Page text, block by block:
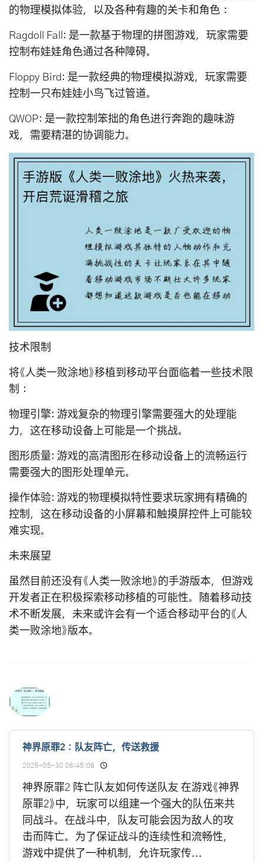
的物理模拟体验，以及各种有趣的关卡和角色：
Ragdoll Fall: 是一款基于物理的拼图游戏，玩家需要
控制布娃娃角色通过各种障碍。
Floppy Bird: 是一款经典的物理模拟游戏，玩家需要
控制一只布娃娃小鸟飞过管道。
QWOP: 是一款控制笨拙的角色进行奔跑的趣味游
戏，需要精湛的协调能力。
技术限制
将《人类一败涂地》移植到移动平台面临着一些技术限
制：
物理引擎: 游戏复杂的物理引擎需要强大的处理能
力，这在移动设备上可能是一个挑战。
图形质量: 游戏的高清图形在移动设备上的流畅运行
需要强大的图形处理单元。
操作体验: 游戏的物理模拟特性要求玩家拥有精确的
控制，这在移动设备的小屏幕和触摸屏控件上可能较
难实现。
未来展望
虽然目前还没有《人类一败涂地》的手游版本，但游戏
开发者正在积极探索移动移植的可能性。随着移动技
术不断发展，未来或许会有一个适合移动平台的《人
类一败涂地》版本。
神界原罪2：队友阵亡，传送救援
2025-05-30 06:45:08
神界原罪2 阵亡队友如何传送队友 在游戏《神界
原罪2》中，玩家可以组建一个强大的队伍来共
同战斗。在战斗中，队友可能会因为敌人的攻
击而阵亡。为了保证战斗的连续性和流畅性，
游戏中提供了一种机制，允许玩家传...